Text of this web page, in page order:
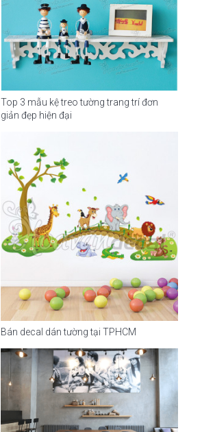
Top 3 mẫu kệ treo tường trang trí đơn
giản đẹp hiện đại
Bán decal dán tường tại TPHCM